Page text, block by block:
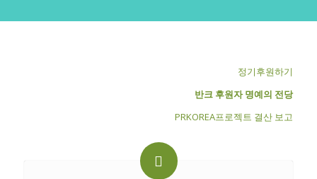
정기후원하기
반크 후원자 명예의 전당
PRKOREA프로젝트 결산 보고